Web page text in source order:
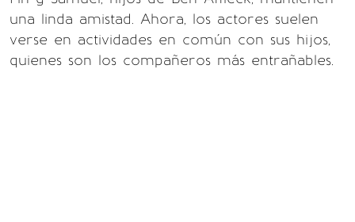
una linda amistad. Ahora, los actores suelen
verse en actividades en común con sus hijos,
quienes son los compañeros más entrañables.